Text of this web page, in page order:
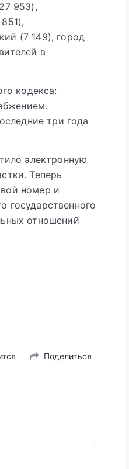
953),
(7 149), город
в
кодекса:
три года
электронную
Теперь
номер и
государственного
отношений
Поделиться